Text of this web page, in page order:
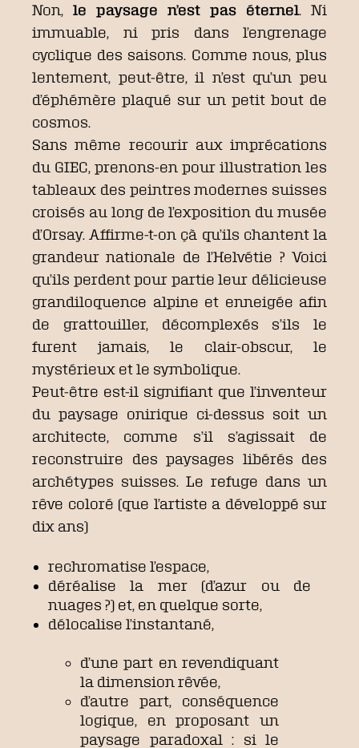
Non, le paysage n’est pas éternel . Ni
immuable, ni pris dans l’engrenage
cyclique des saisons. Comme nous, plus
lentement, peut-être, il n’est qu’un peu
d’éphémère plaqué sur un petit bout de
cosmos.
Sans même recourir aux imprécations
du GIEC, prenons-en pour illustration les
tableaux des peintres modernes suisses
croisés au long de l’exposition du musée
d’Orsay. Affirme-t-on çà qu’ils chantent la
grandeur nationale de l’Helvétie ? Voici
qu’ils perdent pour partie leur délicieuse
grandiloquence alpine et enneigée afin
de grattouiller, décomplexés s’ils le
furent jamais, le clair-obscur, le
mystérieux et le symbolique.
Peut-être est-il signifiant que l’inventeur
du paysage onirique ci-dessus soit un
architecte, comme s’il s’agissait de
reconstruire des paysages libérés des
archétypes suisses. Le refuge dans un
rêve coloré (que l’artiste a développé sur
dix ans)
rechromatise l’espace,
déréalise la mer (d’azur ou de
nuages ?) et, en quelque sorte,
délocalise l’instantané,
d’une part en revendiquant
la dimension rêvée,
d’autre part, conséquence
logique, en proposant un
paysage paradoxal : si le